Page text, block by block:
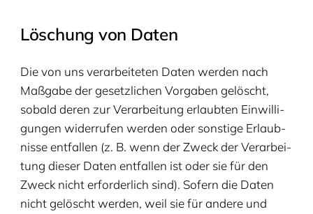
Löschung von Daten
Die von uns ver­ar­bei­te­ten Daten wer­den nach
Maß­ga­be der gesetz­li­chen Vor­ga­ben gelöscht,
sobald deren zur Ver­ar­bei­tung erlaub­ten Ein­wil­li­
gun­gen wider­ru­fen wer­den oder sons­ti­ge Erlaub­
nis­se ent­fal­len (z. B. wenn der Zweck der Ver­ar­bei­
tung die­ser Daten ent­fal­len ist oder sie für den
Zweck nicht erfor­der­lich sind). Sofern die Daten
nicht gelöscht wer­den, weil sie für ande­re und